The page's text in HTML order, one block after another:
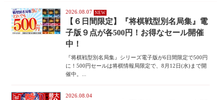
2026.08.07
【６日間限定】『将棋戦型別名局集』電
子版９点が各500円！お得なセール開催
中！
『将棋戦型別名局集』シリーズ電子版が6日間限定で500円
に！500円セールは将棋情報局限定で、8月12日(水)まで開
催中。...
2026.08.04